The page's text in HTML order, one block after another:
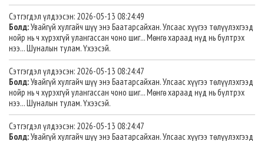
Сэтгэгдэл үлдээсэн: 2026-05-13 08:24:49
Болд:Увайгүй хулгайч шүү энэ Баатарсайхан. Улсаас хүүгээ төлүүлэхгээд
нойр нь ч хүрэхгүй улангассан чоно шиг... Мөнгө хараад нүд нь бүлтрэх
нээ... Шуналын тулам. Үхээсэй.
Сэтгэгдэл үлдээсэн: 2026-05-13 08:24:47
Болд:Увайгүй хулгайч шүү энэ Баатарсайхан. Улсаас хүүгээ төлүүлэхгээд
нойр нь ч хүрэхгүй улангассан чоно шиг... Мөнгө хараад нүд нь бүлтрэх
нээ... Шуналын тулам. Үхээсэй.
Сэтгэгдэл үлдээсэн: 2026-05-13 08:24:47
Болд:Увайгүй хулгайч шүү энэ Баатарсайхан. Улсаас хүүгээ төлүүлэхгээд